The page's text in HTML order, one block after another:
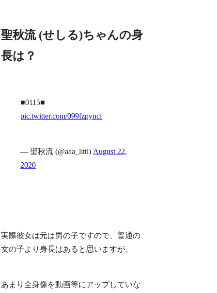
聖秋流 (せしる)ちゃんの身
長は？
■0115■
pic.twitter.com/099fzpynci
— 聖秋流 (@aaa_littl) August 22,
2020
実際彼女は元は男の子ですので、普通の
女の子より身長はあると思いますが、
あまり全身像を動画等にアップしていな